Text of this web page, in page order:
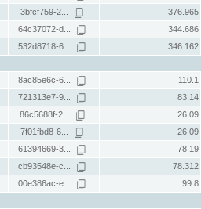
3bfcf759-2... 376.965
64c37072-d... 344.686
532d8718-6... 346.162
8ac85e6c-6... 110.1
721313e7-9... 83.14
86c5688f-2... 26.09
7f01fbd8-6... 26.09
61394669-3... 78.19
cb93548e-c... 78.312
00e386ac-e... 99.8